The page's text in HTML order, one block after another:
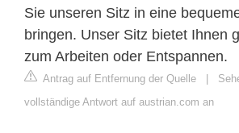
Sie unseren Sitz in eine
bringen. Unser Sitz bietet Ihnen
zum Arbeiten oder Entspannen.
Antrag auf Entfernung der Quelle |
vollständige Antwort auf austrian.com an